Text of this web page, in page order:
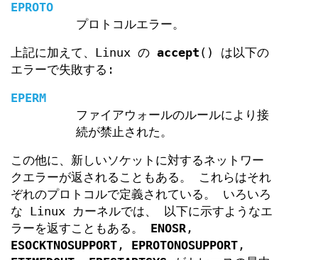
EPROTO
プロトコルエラー。
上記に加えて、Linux の accept () は以下の
エラーで失敗する:
EPERM
ファイアウォールのルールにより接
続が禁止された。
この他に、新しいソケットに対するネットワー
クエラーが返されることもある。 これらはそれ
ぞれのプロトコルで定義されている。 いろいろ
な Linux カーネルでは、 以下に示すようなエ
ラーを返すこともある。 ENOSR ,
ESOCKTNOSUPPORT , EPROTONOSUPPORT ,